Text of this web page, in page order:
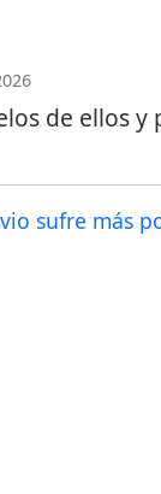
de ellos y